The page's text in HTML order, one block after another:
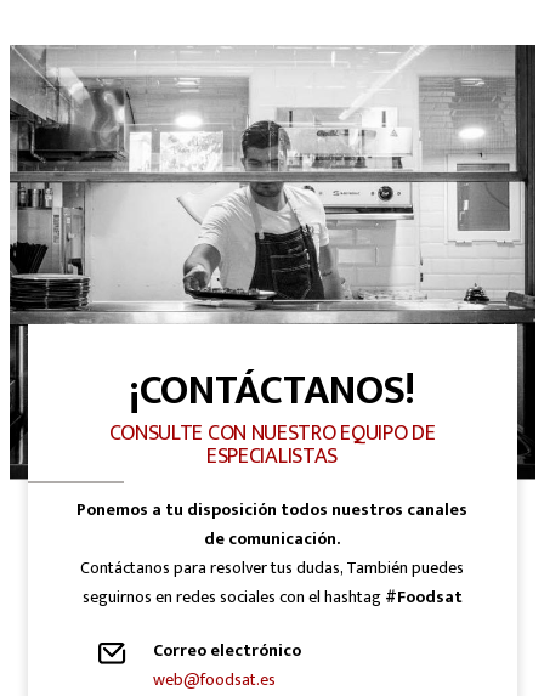
¡CONTÁCTANOS!
CONSULTE CON NUESTRO EQUIPO DE
ESPECIALISTAS
Ponemos a tu disposición todos nuestros canales
de comunicación.
Contáctanos para resolver tus dudas, También puedes
seguirnos en redes sociales con el hashtag#Foodsat
Correo electrónico
web@foodsat.es